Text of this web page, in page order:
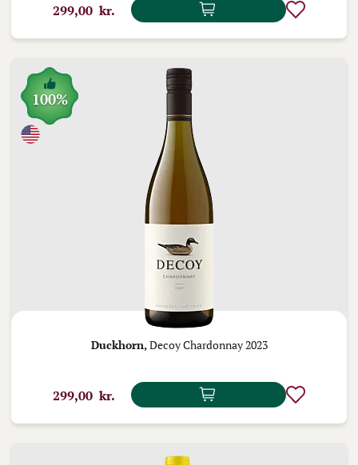
299,00 kr.
100%
Duckhorn,Decoy Chardonnay 2023
299,00 kr.